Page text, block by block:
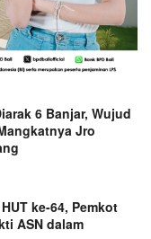
6 Banjar, Wujud
Jro
ke-64, Pemkot
ASN dalam